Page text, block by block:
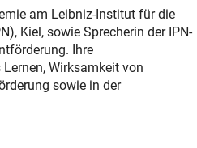
am Leibniz-Institut für die
Kiel, sowie Sprecherin der IPN-
Ihre
Wirksamkeit von
sowie in der